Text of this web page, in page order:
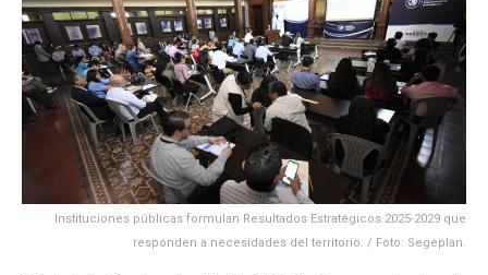
Instituciones públicas formulan Resultados Estratégicos 2025-2029 que
responden a necesidades del territorio. / Foto: Segeplan.